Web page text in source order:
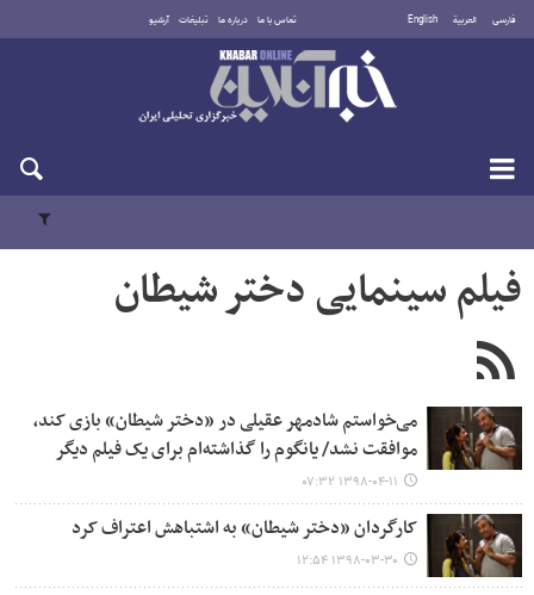
فارسی العربية English تماس با ما درباره ما تبلیغات آرشیو
دوشنبه ۱۹ مرداد ۱۴۰۵
فیلم سینمایی دختر شیطان
می‌خواستم شادمهر عقیلی در «دختر شیطان» بازی کند،
موافقت نشد/ یانگوم را گذاشته‌ام برای یک فیلم دیگر
۱۳۹۸-۰۴-۱۱ ۰۷:۳۲
کارگردان «دختر شیطان» به اشتباهش اعتراف کرد
۱۳۹۸-۰۳-۳۰ ۱۲:۵۴